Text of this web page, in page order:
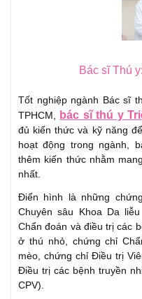
Bác sĩ Thú
Tốt nghiệp ngành Bác sĩ
TPHCM,
bác sĩ thú y
đủ kiến thức và kỹ năng
hoạt động trong ngành,
thêm kiến thức nhằm
nhất.
Điển hình là những
Chuyên sâu Khoa Da
Chẩn đoán và điều trị các
ở thú nhỏ, chứng chỉ
mèo, chứng chỉ Điều trị
Điều trị các bệnh truyền
CPV).